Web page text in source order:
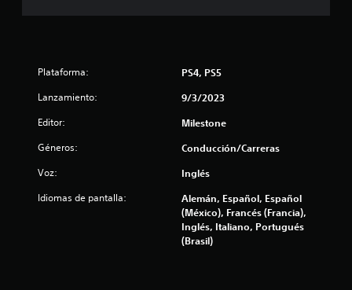
o
2
3
Plataforma: PS4, PS5
Lanzamiento: 9/3/2023
Editor: Milestone
Géneros: Conducción/Carreras
Voz: Inglés
Idiomas de pantalla:
Alemán, Español, Español
(México), Francés (Francia),
Inglés, Italiano, Portugués
(Brasil)